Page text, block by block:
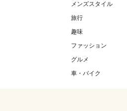
メンズスタイル
旅行
趣味
ファッション
グルメ
車・バイク